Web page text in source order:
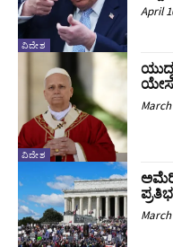
ವಿದೇಶ
April
ವಿದೇಶ
March
March